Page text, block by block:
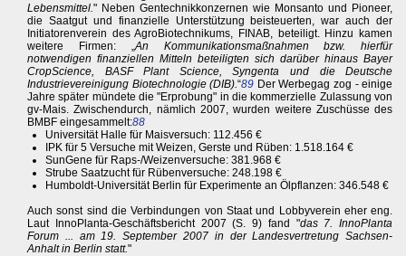
Lebensmittel." Neben Gentechnikkonzernen wie Monsanto und Pioneer,
die Saatgut und finanzielle Unterstützung beisteuerten, war auch der
Initiatorenverein des AgroBiotechnikums, FINAB, beteiligt. Hinzu kamen
weitere Firmen: „An Kommunikationsmaßnahmen bzw. hierfür
notwendigen finanziellen Mitteln beteiligten sich darüber hinaus Bayer
CropScience, BASF Plant Science, Syngenta und die Deutsche
Industrievereinigung Biotechnologie (DIB).“89 Der Werbegag zog - einige
Jahre später mündete die "Erprobung" in die kommerzielle Zulassung von
gv-Mais. Zwischendurch, nämlich 2007, wurden weitere Zuschüsse des
BMBF eingesammelt:88
Universität Halle für Maisversuch: 112.456 €
IPK für 5 Versuche mit Weizen, Gerste und Rüben: 1.518.164 €
SunGene für Raps-/Weizenversuche: 381.968 €
Strube Saatzucht für Rübenversuche: 248.198 €
Humboldt-Universität Berlin für Experimente an Ölpflanzen: 346.548 €
Auch sonst sind die Verbindungen von Staat und Lobbyverein eher eng.
Laut InnoPlanta-Geschäftsbericht 2007 (S. 9) fand "das 7. InnoPlanta
Forum ... am 19. September 2007 in der Landesvertretung Sachsen-
Anhalt in Berlin statt."